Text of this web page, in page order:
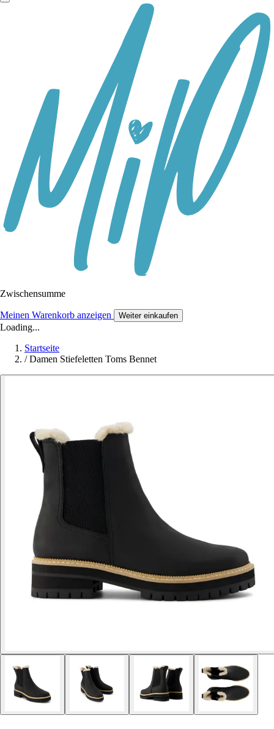
Zwischensumme
Meinen Warenkorb anzeigen Weiter einkaufen
Loading...
Startseite
/ Damen Stiefeletten Toms Bennet